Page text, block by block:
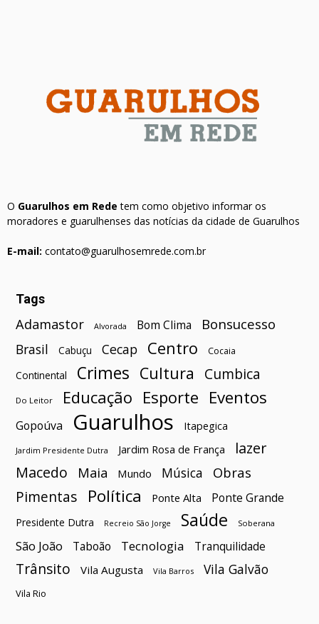
O Guarulhos em Rede tem como objetivo informar os
moradores e guarulhenses das notícias da cidade de Guarulhos
E-mail: contato@guarulhosemrede.com.br
Tags
Adamastor Alvorada Bom Clima Bonsucesso
Brasil Cabuçu Cecap Centro Cocaia
Continental Crimes Cultura Cumbica
Do Leitor Educação Esporte Eventos
Gopoúva Guarulhos Itapegica
Jardim Presidente Dutra Jardim Rosa de França
lazer
Macedo
Maia Mundo Música Obras
Pimentas Política Ponte Alta Ponte Grande
Presidente Dutra Recreio São Jorge Saúde Soberana
São João Taboão Tecnologia Tranquilidade
Trânsito Vila Augusta Vila Barros Vila Galvão
Vila Rio